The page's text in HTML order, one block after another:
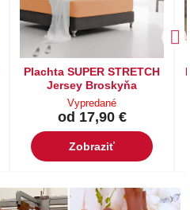
Plachta SUPER STRETCH
Jersey Broskyňa
Vypredané
od 17,90 €
Zobraziť